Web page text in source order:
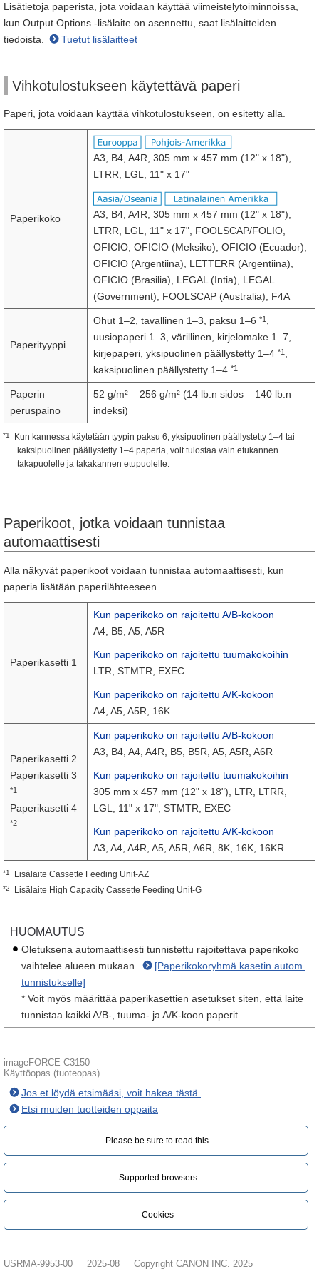
Lisätietoja paperista, jota voidaan käyttää viimeistelytoiminnoissa,
kun Output Options -lisälaite on asennettu, saat lisälaitteiden
tiedoista.
Tuetut lisälaitteet
Vihkotulostukseen käytettävä paperi
Paperi, jota voidaan käyttää vihkotulostukseen, on esitetty alla.
Paperikoko
A3, B4, A4R, 305 mm x 457 mm (12" x 18"),
LTRR, LGL, 11" x 17"
A3, B4, A4R, 305 mm x 457 mm (12" x 18"),
LTRR, LGL, 11" x 17", FOOLSCAP/FOLIO,
OFICIO, OFICIO (Meksiko), OFICIO (Ecuador),
OFICIO (Argentiina), LETTERR (Argentiina),
OFICIO (Brasilia), LEGAL (Intia), LEGAL
(Government), FOOLSCAP (Australia), F4A
Paperityyppi
Ohut 1–2, tavallinen 1–3, paksu 1–6 *1
uusiopaperi 1–3, värillinen, kirjelomake 1–7,
kirjepaperi, yksipuolinen päällystetty 1–4 *1
kaksipuolinen päällystetty 1–4 *1
Paperin
peruspaino
52 g/m² – 256 g/m² (14 lb:n sidos – 140 lb:n
indeksi)
*1
Kun kannessa käytetään tyypin paksu 6, yksipuolinen päällystetty 1–4 tai
kaksipuolinen päällystetty 1–4 paperia, voit tulostaa vain etukannen
takapuolelle ja takakannen etupuolelle.
Paperikoot, jotka voidaan tunnistaa
automaattisesti
Alla näkyvät paperikoot voidaan tunnistaa automaattisesti, kun
paperia lisätään paperilähteeseen.
Paperikasetti 1
Kun paperikoko on rajoitettu A/B-kokoon
A4, B5, A5, A5R
Kun paperikoko on rajoitettu tuumakokoihin
LTR, STMTR, EXEC
Kun paperikoko on rajoitettu A/K-kokoon
A4, A5, A5R, 16K
Paperikasetti 2
Paperikasetti 3
*1
Paperikasetti 4
*2
Kun paperikoko on rajoitettu A/B-kokoon
A3, B4, A4, A4R, B5, B5R, A5, A5R, A6R
Kun paperikoko on rajoitettu tuumakokoihin
305 mm x 457 mm (12" x 18"), LTR, LTRR,
LGL, 11" x 17", STMTR, EXEC
Kun paperikoko on rajoitettu A/K-kokoon
A3, A4, A4R, A5, A5R, A6R, 8K, 16K, 16KR
*1 Lisälaite Cassette Feeding Unit-AZ
*2 Lisälaite High Capacity Cassette Feeding Unit-G
HUOMAUTUS
Oletuksena automaattisesti tunnistettu rajoitettava paperikoko
vaihtelee alueen mukaan.
[Paperikokoryhmä kasetin autom.
tunnistukselle]
* Voit myös määrittää paperikasettien asetukset siten, että laite
tunnistaa kaikki A/B-, tuuma- ja A/K-koon paperit.
imageFORCE C3150
Käyttöopas (tuoteopas)
Jos et löydä etsimääsi, voit hakea tästä.
Etsi muiden tuotteiden oppaita
Please be sure to read this.‎
Supported browsers
Cookies
USRMA-9953-00 2025-08 Copyright CANON INC. 2025